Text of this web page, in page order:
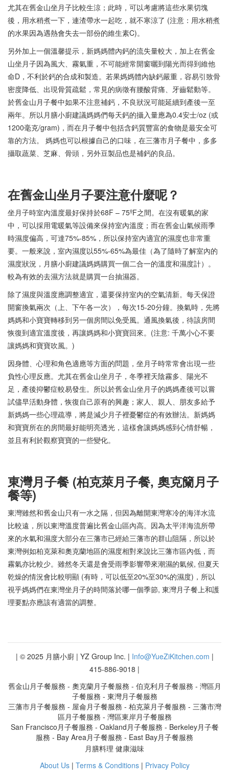
尤其在舊金山坐月子比較生涼；此時，可以考慮將這些水果切塊
後，用水稍煮一下，連渣帶水一起吃，就不寒涼了 (注意：用水稍煮
的水果因為遇熱會失去一部份的維生素C)。
另外加上一個溫馨提示，新媽媽體內鈣的流失量較大，加上在舊金
山坐月子因為風大、霧氣重，不可能經常開窗曬到陽光而得到維他
命D，不利於鈣的合成和製造。若果媽媽體內缺鈣嚴重，容易引致骨
密度降低、出現骨質疏鬆，常見的病徵有腰酸背痛、牙齒鬆動等。
於舊金山月子餐中如果不注意補鈣，不良狀況可能延續到產後一至
兩年。所以月膳小廚建議媽媽們每天鈣的攝入量應為0.4安士/oz (或
1200毫克/gram)，而在月子餐中包括含鈣質豐富的食物是最安全可
靠的方法。 媽媽也可以根據自己的口味，在三藩市月子餐中，多多
攝取蔬菜、芝麻、骨頭，另外豆製品也是補鈣的良品。
在舊金山坐月子要注意什麼呢？
坐月子時室內溫度最好保持於68F – 75ºF之間。在沒有暖氣的家
中，可以採用電暖氣等設備來保持室內溫度；而在舊金山氣候雨季
時濕度偏高，可達75%-85%，所以保持室內適宜的濕度也非常重
要。一般來說，室內濕度以55%-65%為最佳（為了隨時了解室內的
濕度狀況，月膳小廚建議媽媽購買一個二合一的溫度和濕度計）。
較為有效的去濕方法就是購買一台抽濕器。
除了濕度與溫度應調整適宜，還要保持室內的空氣清新。每天保證
開窗換氣兩次（上、下午各一次），每次15-20分鐘。換氣時，先將
媽媽和小寶寶轉移到另一個房間以免受風。通風換氣後，待該房間
恢復到適宜溫度後，再讓媽媽和小寶寶回來。(注意: 千萬小心不要
讓媽媽和寶寶吹風。)
因身體、心理和角色適應等方面的問題，坐月子時常常會出現一些
負性心理反應。尤其在舊金山坐月子，冬季裡天陰霧多、陽光不
足，產後抑鬱症較易發生。所以於舊金山坐月子的媽媽產後可以嘗
試儘早活動身體，恢復自己原有的興趣；家人、親人、朋友多給予
新媽媽一些心理疏導，將是減少月子裡憂鬱症的有效辦法。新媽媽
和寶寶所在的房間最好能明亮透光，這樣會讓媽媽感到心情舒暢，
並且有利於觀察寶寶的一些變化。
東灣月子餐 (柏克萊月子餐, 奧克籣月子
餐等)
東灣雖然和舊金山只有一水之隔，但因為離開東灣寒冷的海洋水流
比較遠，所以東灣溫度普遍比舊金山區內高。因為太平洋海流所帶
來的水氣和濕度大部分在三藩市已經給三藩市的群山阻隔，所以於
東灣例如柏克萊和奧克蘭地區的濕度相對來說比三藩市區內低，而
霧氣亦比較少。雖然冬天還是會受雨季影響帶來潮濕的氣候, 但夏天
乾燥的情況會比較明顯 (有時，可以低至20%至30%的濕度)，所以
視乎媽媽們在東灣坐月子的時間落於哪一個季節, 東灣月子餐上和護
理要點亦應該有適當的調整。
| © 2025 月膳小廚 | YZ Group Inc. | Info@YueZiKitchen.com |
415-886-9018 |
舊金山月子餐服務 - 奧克蘭月子餐服務 - 伯克利月子餐服務 - 灣區月
子餐服務 - 東灣月子餐服務
三藩市月子餐服務 - 屋侖月子餐服務 - 柏克萊月子餐服務 - 三藩市灣
區月子餐服務 - 灣區東岸月子餐服務
San Francisco月子餐服務 - Oakland月子餐服務 - Berkeley月子餐
服務 - Bay Area月子餐服務 - East Bay月子餐服務
月膳料理 健康滋味
About Us| Terms & Conditions| Privacy Policy